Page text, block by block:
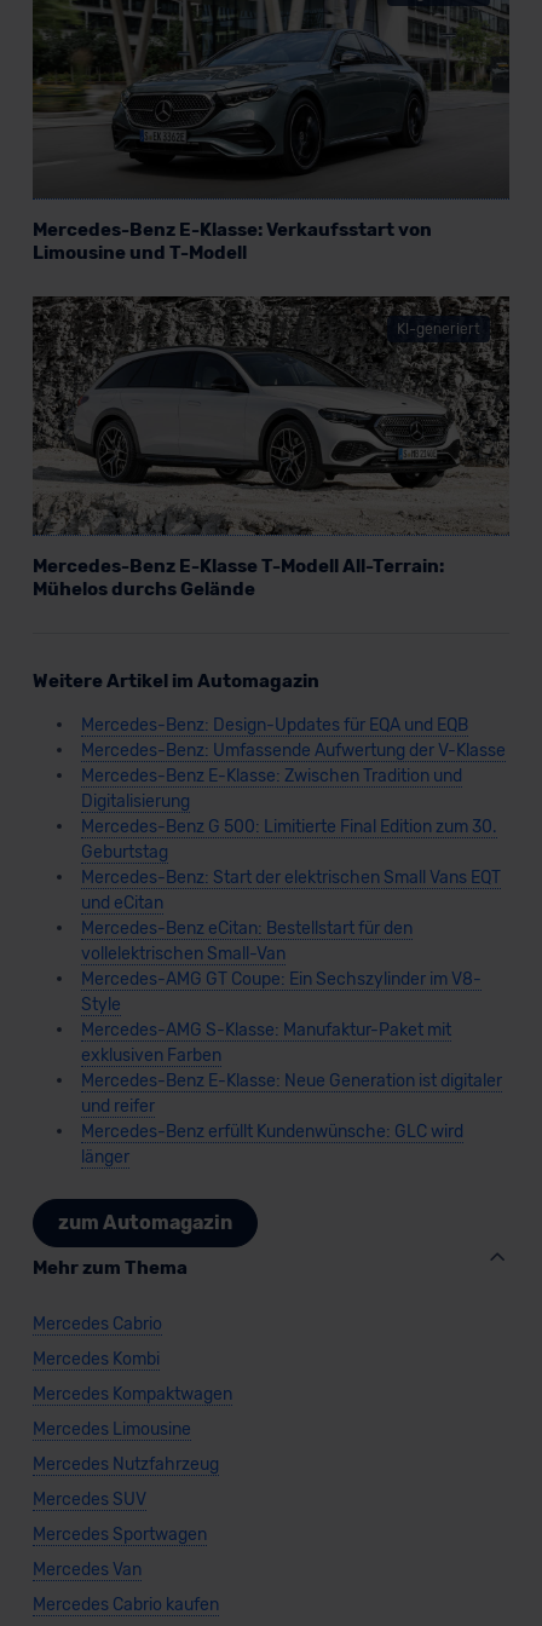
Mercedes-Benz E-Klasse: Verkaufsstart von
Limousine und T-Modell
KI-generiert
Mercedes-Benz E-Klasse T-Modell All-Terrain:
Mühelos durchs Gelände
Weitere Artikel im Automagazin
Mercedes-Benz: Design-Updates für EQA und EQB
Mercedes-Benz: Umfassende Aufwertung der V-Klasse
Mercedes-Benz E-Klasse: Zwischen Tradition und
Digitalisierung
Mercedes-Benz G 500: Limitierte Final Edition zum 30.
Geburtstag
Mercedes-Benz: Start der elektrischen Small Vans EQT
und eCitan
Mercedes-Benz eCitan: Bestellstart für den
vollelektrischen Small-Van
Mercedes-AMG GT Coupe: Ein Sechszylinder im V8-
Style
Mercedes-AMG S-Klasse: Manufaktur-Paket mit
exklusiven Farben
Mercedes-Benz E-Klasse: Neue Generation ist digitaler
und reifer
Mercedes-Benz erfüllt Kundenwünsche: GLC wird
länger
zum Automagazin
Mehr zum Thema
Mercedes Cabrio
Mercedes Kombi
Mercedes Kompaktwagen
Mercedes Limousine
Mercedes Nutzfahrzeug
Mercedes SUV
Mercedes Sportwagen
Mercedes Van
Mercedes Cabrio kaufen